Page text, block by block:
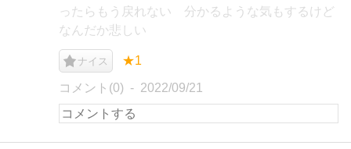
ったらもう戻れない 分かるような気もするけど
なんだか悲しい
ナイス ★1
コメント(0) 2022/09/21